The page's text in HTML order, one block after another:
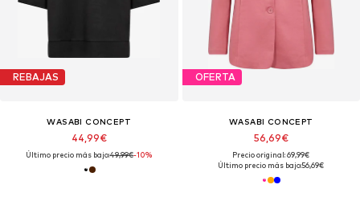
REBAJAS
WASABI CONCEPT
44,99€
Último precio más bajo:49,99€-10%
OFERTA
WASABI CONCEPT
56,69€
Precio original: 69,99€
Último precio más bajo:56,69€